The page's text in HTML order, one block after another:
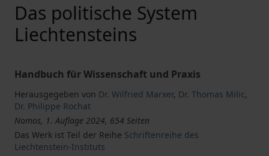
Das politische System
Liechtensteins
Handbuch für Wissenschaft und Praxis
Herausgegeben von Dr. Wilfried Marxer, Dr. Thomas Milic,
Dr. Philippe Rochat
Nomos, 1. Auflage 2024, 654 Seiten
Das Werk ist Teil der Reihe Schriftenreihe des
Liechtenstein-Instituts